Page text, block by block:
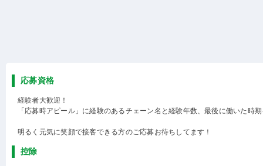
応募資格
経験者大歓迎！
「応募時アピール」に経験のあるチェーン名と経験年数、最後に働いた時
明るく元気に笑顔で接客できる方のご応募お待ちしてます！
控除